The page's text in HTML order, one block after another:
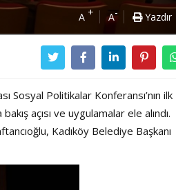
A + A- Yazdır
Sosyal Politikalar Konferansı’nın ilk
açısı ve uygulamalar ele alındı.
Kadıköy Belediye Başkanı